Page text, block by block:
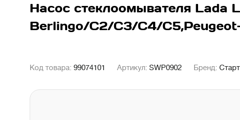
Насос стеклоомывателя Lada
Berlingo/C2/C3/C4/
Код товара: 99074101 Артикул: SWP0902 Бренд: